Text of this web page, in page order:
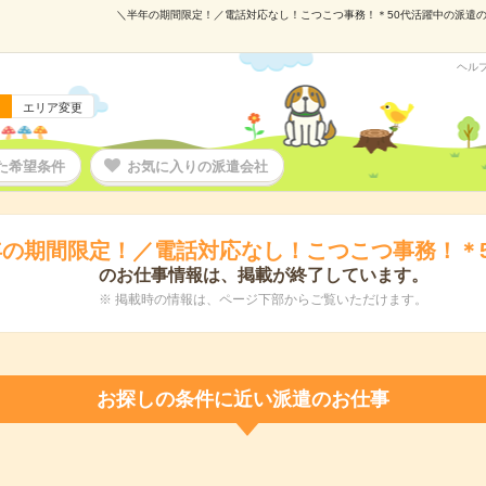
＼半年の期間限定！／電話対応なし！こつこつ事務！＊50代活躍中の派
エリア変更
ヘル
希望条件 お気に入りの派遣会社
期間限定！／電話対応なし！こつこつ事務！＊
のお仕事情報は、掲載が終了しています。
※ 掲載時の情報は、ページ下部からご覧いただけます。
お探しの条件に近い派遣のお仕事